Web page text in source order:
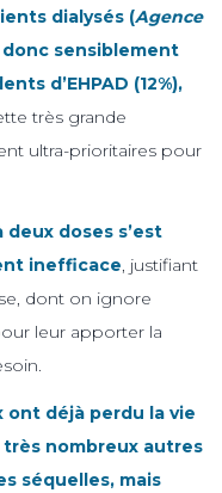
dialysés (Agence
donc sensiblement
d’EHPAD (12%),
très grande
ultra-prioritaires pour
deux doses s’est
inefficace, justifiant
dont on ignore
leur apporter la
ont déjà perdu la vie
très nombreux autres
séquelles, mais